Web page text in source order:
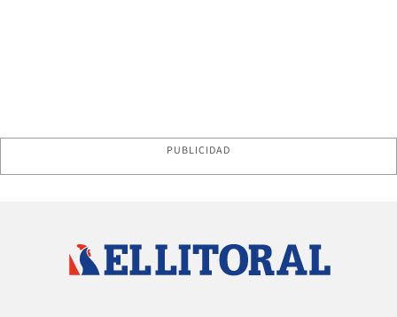
PUBLICIDAD